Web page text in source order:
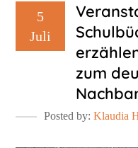
5
Juli
zum
Posted by:Klaudia